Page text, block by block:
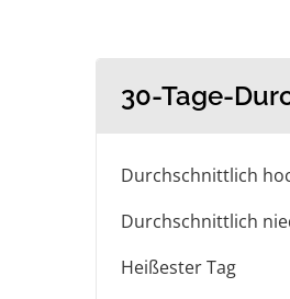
30-Tage-
Durchschnittlich
Durchschnittlich
Heißester Tag